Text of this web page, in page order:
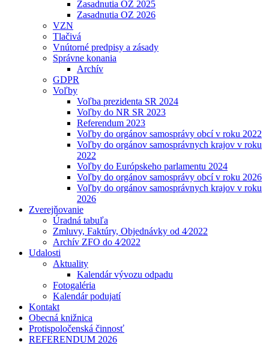
Zasadnutia OZ 2025
Zasadnutia OZ 2026
VZN
Tlačivá
Vnútorné predpisy a zásady
Správne konania
Archív
GDPR
Voľby
Voľba prezidenta SR 2024
Voľby do NR SR 2023
Referendum 2023
Voľby do orgánov samosprávy obcí v roku 2022
Voľby do orgánov samosprávnych krajov v roku
2022
Voľby do Európskeho parlamentu 2024
Voľby do orgánov samosprávy obcí v roku 2026
Voľby do orgánov samosprávnych krajov v roku
2026
Zverejňovanie
Úradná tabuľa
Zmluvy, Faktúry, Objednávky od 4⁄2022
Archív ZFO do 4⁄2022
Udalosti
Aktuality
Kalendár vývozu odpadu
Fotogaléria
Kalendár podujatí
Kontakt
Obecná knižnica
Protispoločenská činnosť
REFERENDUM 2026